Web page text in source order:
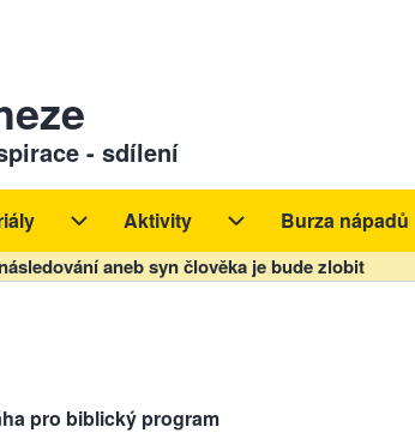
- sdílení
Pracovní materiály sub-navigation
Aktivity
Aktivity sub-navigation
Burza nápadů
aneb syn člověka je bude zlobit
pro biblický program